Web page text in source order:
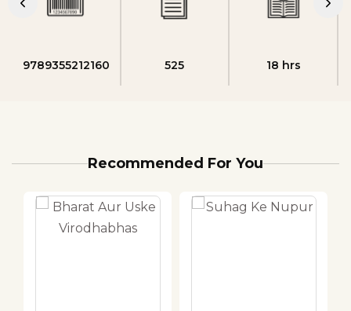
9789355212160 525 18 hrs
Recommended For You